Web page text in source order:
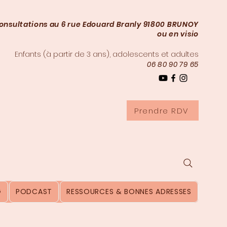
au 6 rue Edouard Branly 91800 BRUNOY
ou en visio
Enfants (à partir de 3 ans), adolescents et adultes
06 80 90 79 65
Prendre RDV
PODCAST RESSOURCES & BONNES ADRESSES